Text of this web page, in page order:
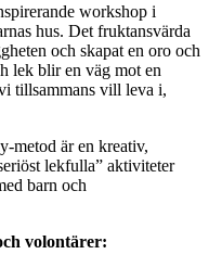
workshop i
hus. Det fruktansvärda
och skapat en oro och
lek blir en väg mot en
tillsammans vill leva i,
metod är en kreativ,
lekfulla” aktiviteter
barn och
volontärer: